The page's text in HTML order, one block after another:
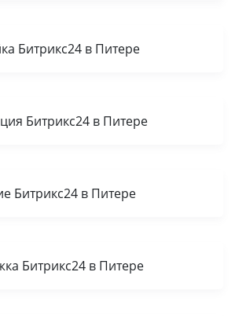
Битрикс24 в Питере
Битрикс24 в Питере
Битрикс24 в Питере
Битрикс24 в Питере